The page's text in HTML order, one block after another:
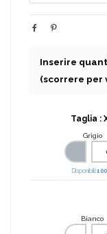
Inserire
(scorrere per
Taglia :
Grigio
Disponibili:
Bianco